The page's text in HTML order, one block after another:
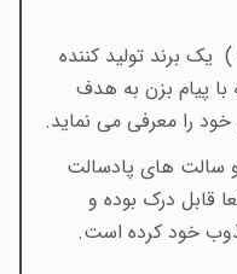
( یک برند تولید کننده
پیام بزن به هدف
را معرفی می نماید.
سالت های پادسالت
قابل درک بوده و
خود کرده است.